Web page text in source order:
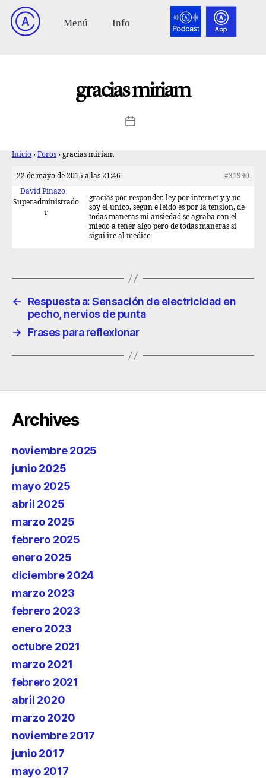
gracias miriam
Inicio › Foros › gracias miriam
22 de mayo de 2015 a las 21:46
#31990
David Pinazo
Superadministrado
r
gracias por responder, ley por internet y y no
soy el unico, segun e leido es por la tension, de
todas maneras mi ansiedad se agraba con el
miedo a tener algo pero de todas maneras si
sigui ire al medico
←
Respuesta a: Sensación de electricidad en
pecho, nervios de punta
→
Frases para reflexionar
Archives
noviembre 2025
junio 2025
mayo 2025
abril 2025
marzo 2025
febrero 2025
enero 2025
diciembre 2024
marzo 2023
febrero 2023
enero 2023
octubre 2021
marzo 2021
febrero 2021
abril 2020
marzo 2020
noviembre 2017
junio 2017
mayo 2017